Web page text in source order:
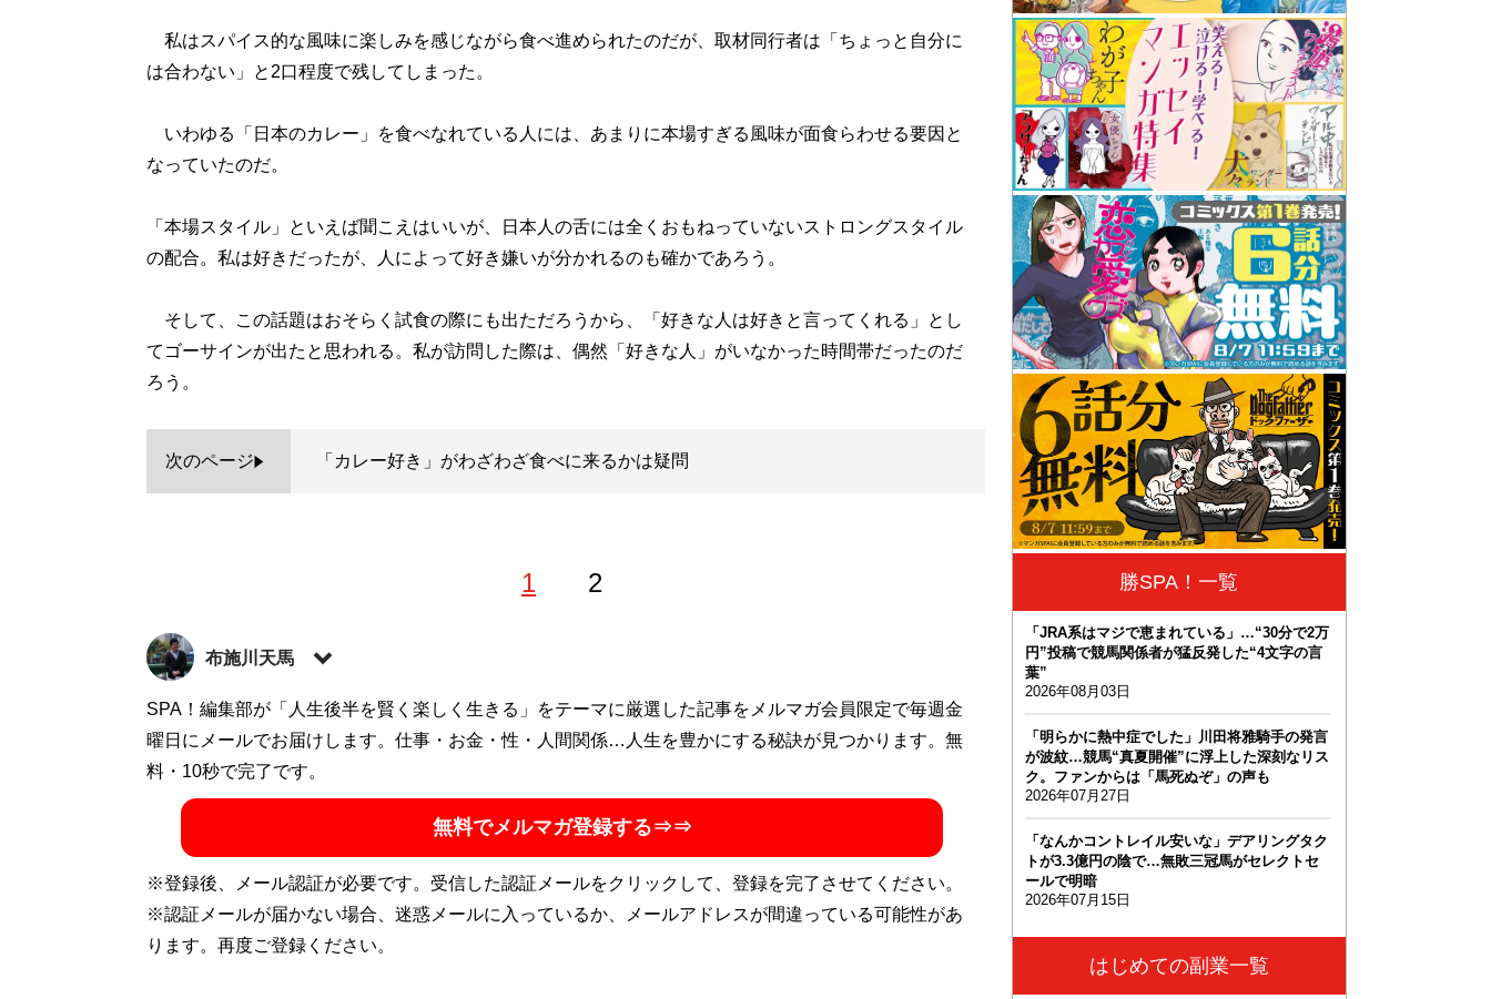
私はスパイス的な風味に楽しみを感じながら食べ進められたのだが、取材同行者は「ちょっと自分に
は合わない」と2口程度で残してしまった。
いわゆる「日本のカレー」を食べなれている人には、あまりに本場すぎる風味が面食らわせる要因と
なっていたのだ。
「本場スタイル」といえば聞こえはいいが、日本人の舌には全くおもねっていないストロングスタイル
の配合。私は好きだったが、人によって好き嫌いが分かれるのも確かであろう。
そして、この話題はおそらく試食の際にも出ただろうから、「好きな人は好きと言ってくれる」とし
てゴーサインが出たと思われる。私が訪問した際は、偶然「好きな人」がいなかった時間帯だったのだ
ろう。
次のページ 「カレー好き」がわざわざ食べに来るかは疑問
1 2
布施川天馬
著述家、教育ライター。 一般財団法人「ドラゴン桜財団」評議員。 1997年生まれ。世帯年収300万円台
の家庭に生まれながらも、効率的な勉強法を編み出し、一浪の末東大合格を果たす。著書に最小コスト
で結果を出すノウハウを体系化した『
ついた「コスパを極限まで高める時間の使い方」を解説した『東大式時間術』など。株式会社カルペ・
にて、お金と時間をかけない「省エネスタイルの勉強法」などを伝える。MENSA会員。（Xア
SPA！編集部が「人生後半を賢く楽しく生きる」をテーマに厳選した記事をメルマガ会員限定で毎週金
曜日にメールでお届けします。仕事・お金・性・人間関係…人生を豊かにする秘訣が見つかります。無
料・10秒で完了です。
無料でメルマガ登録する⇒⇒
※登録後、メール認証が必要です。受信した認証メールをクリックして、登録を完了させてください。
※認証メールが届かない場合、迷惑メールに入っているか、メールアドレスが間違っている可能性があ
ります。再度ご登録ください。
勝SPA！一覧
「JRA系はマジで恵まれている」…“30分で2万
円”投稿で競馬関係者が猛反発した“4文字の言
葉”
2026年08月03日
「明らかに熱中症でした」川田将雅騎手の発言
が波紋…競馬“真夏開催”に浮上した深刻なリス
ク。ファンからは「馬死ぬぞ」の声も
2026年07月27日
「なんかコントレイル安いな」デアリングタク
トが3.3億円の陰で…無敗三冠馬がセレクトセ
ールで明暗
2026年07月15日
はじめての副業一覧